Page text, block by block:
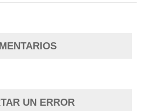
UN ERROR